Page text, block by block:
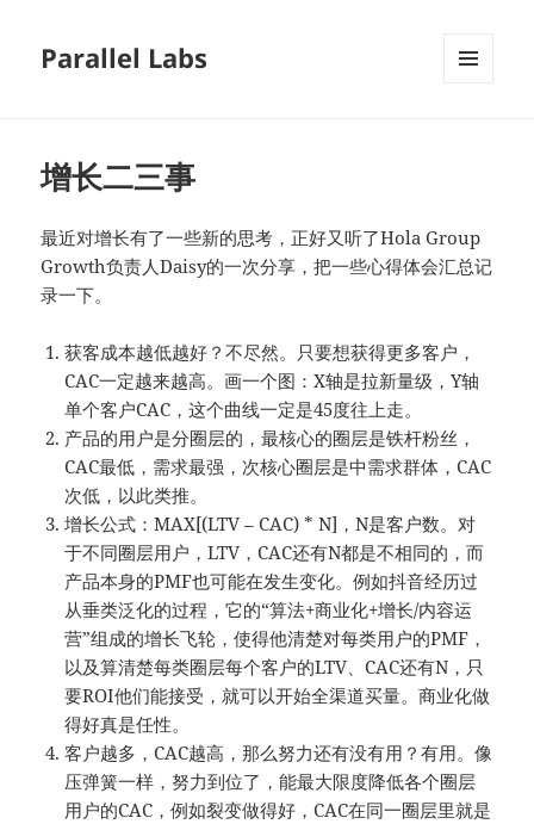
Parallel Labs
增长二三事
最近对增长有了一些新的思考，正好又听了Hola Group
Growth负责人Daisy的一次分享，把一些心得体会汇总记
录一下。
获客成本越低越好？不尽然。只要想获得更多客户，
CAC一定越来越高。画一个图：X轴是拉新量级，Y轴
单个客户CAC，这个曲线一定是45度往上走。
产品的用户是分圈层的，最核心的圈层是铁杆粉丝，
CAC最低，需求最强，次核心圈层是中需求群体，CAC
次低，以此类推。
增长公式：MAX[(LTV – CAC) * N]，N是客户数。对
于不同圈层用户，LTV，CAC还有N都是不相同的，而
产品本身的PMF也可能在发生变化。例如抖音经历过
从垂类泛化的过程，它的“算法+商业化+增长/内容运
营”组成的增长飞轮，使得他清楚对每类用户的PMF，
以及算清楚每类圈层每个客户的LTV、CAC还有N，只
要ROI他们能接受，就可以开始全渠道买量。商业化做
得好真是任性。
客户越多，CAC越高，那么努力还有没有用？有用。像
压弹簧一样，努力到位了，能最大限度降低各个圈层
用户的CAC，例如裂变做得好，CAC在同一圈层里就是